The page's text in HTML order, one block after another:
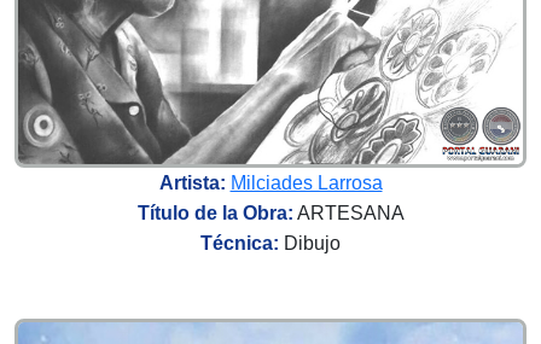
Artista: Milciades Larrosa
Título de la Obra: ARTESANA
Técnica: Dibujo